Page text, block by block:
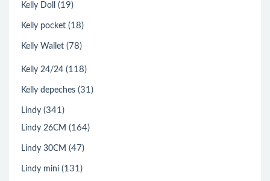
Kelly Doll (19)
Kelly pocket (18)
Kelly Wallet (78)
Kelly 24/24 (118)
Kelly depeches (31)
Lindy (341)
Lindy 26CM (164)
Lindy 30CM (47)
Lindy mini (131)